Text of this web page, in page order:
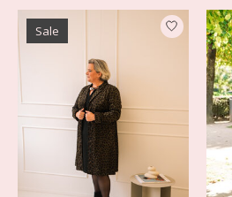
Sale